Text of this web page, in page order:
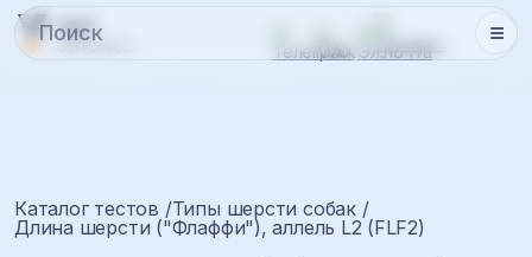
Каталог тестов Типы шерсти собак
Длина шерсти ("Флаффи"), аллель L2 (FLF2)